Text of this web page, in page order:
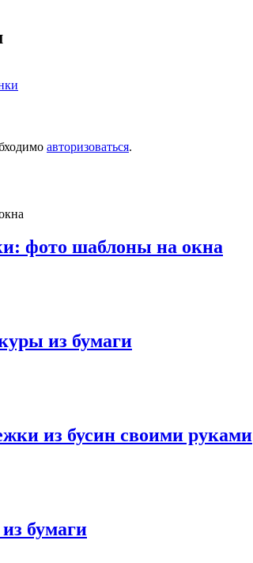
авторизоваться.
фото шаблоны на окна
из бумаги
из бусин своими руками
бумаги